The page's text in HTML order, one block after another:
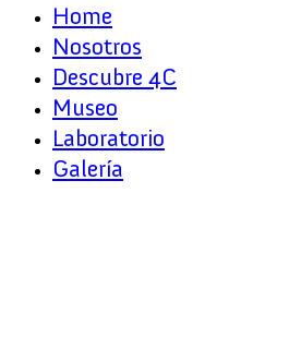
Home
Nosotros
Descubre 4C
Museo
Laboratorio
Galería